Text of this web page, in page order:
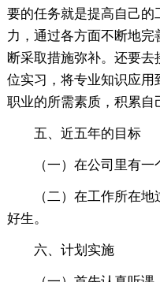
要的任务就是提高自己
力，通过各方面不断地
断采取措施弥补。还要
位实习，将专业知识应
职业的所需素质，积累自
五、近五年的目标
（一）在公司里有一
（二）在工作所在
好生。
六、计划实施